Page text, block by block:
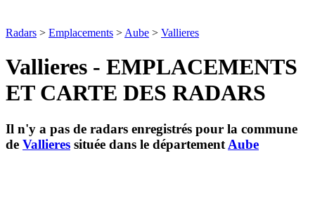
Radars > Emplacements > Aube > Vallieres
Vallieres - EMPLACEMENTS
ET CARTE DES RADARS
Il n'y a pas de radars enregistrés pour la commune
de Vallieres située dans le département Aube